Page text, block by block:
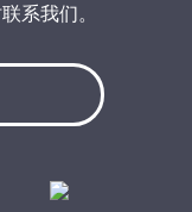
系我们。